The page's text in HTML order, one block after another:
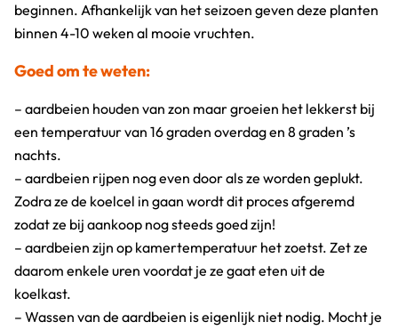
beginnen. Afhankelijk van het seizoen geven deze planten
binnen 4-10 weken al mooie vruchten.
Goed om te weten:
– aardbeien houden van zon maar groeien het lekkerst bij
een temperatuur van 16 graden overdag en 8 graden ’s
nachts.
– aardbeien rijpen nog even door als ze worden geplukt.
Zodra ze de koelcel in gaan wordt dit proces afgeremd
zodat ze bij aankoop nog steeds goed zijn!
– aardbeien zijn op kamertemperatuur het zoetst. Zet ze
daarom enkele uren voordat je ze gaat eten uit de
koelkast.
– Wassen van de aardbeien is eigenlijk niet nodig. Mocht je